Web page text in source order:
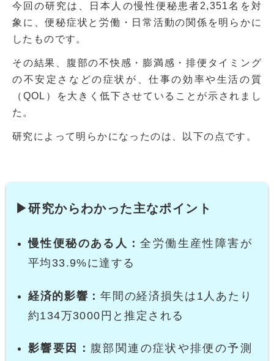
今回の研究は、日本人の慢性便秘患者2,351名を対
象に、便秘症状と労働・日常活動の関係を明らかに
したものです。
その結果、腹部の不快感・膨満感・排便タイミング
の不安定さなどの症状が、仕事の効率や生活の質
（QOL）を大きく低下させていることが示されまし
た。
研究によって明らかになったのは、以下の点です。
▶研究からわかった主なポイント
慢性便秘のある人：全労働生産性障害が
平均33.9%に達する
経済的影響：年間の経済損失は1人あたり
約134万3000円と推定される
影響要因： 腹部関連の症状や排便の予測